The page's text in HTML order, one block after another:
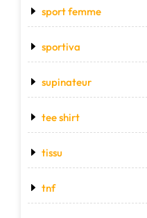
sport femme
sportiva
supinateur
tee shirt
tissu
tnf